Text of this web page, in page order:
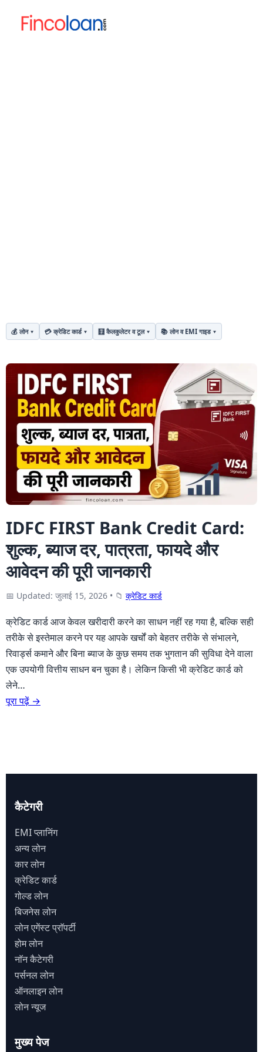
💰 लोन 💳 क्रेडिट कार्ड 🧮 कैलकुलेटर व टूल 📚 लोन व EMI गाइड
IDFC FIRST Bank Credit Card:
शुल्क, ब्याज दर, पात्रता, फायदे और
आवेदन की पूरी जानकारी
📅 Updated: जुलाई 15, 2026 • 📁 क्रेडिट कार्ड
क्रेडिट कार्ड आज केवल खरीदारी करने का साधन नहीं रह गया है, बल्कि सही
तरीके से इस्तेमाल करने पर यह आपके खर्चों को बेहतर तरीके से संभालने,
रिवार्ड्स कमाने और बिना ब्याज के कुछ समय तक भुगतान की सुविधा देने वाला
एक उपयोगी वित्तीय साधन बन चुका है। लेकिन किसी भी क्रेडिट कार्ड को
लेने…
पूरा पढ़ें →
कैटेगरी
EMI प्लानिंग
अन्य लोन
कार लोन
क्रेडिट कार्ड
गोल्ड लोन
बिजनेस लोन
लोन एगेंस्ट प्राॅपर्टी
होम लोन
नाॅन कैटेगरी
पर्सनल लोन
ऑनलाइन लोन
लोन न्यूज
मुख्य पेज